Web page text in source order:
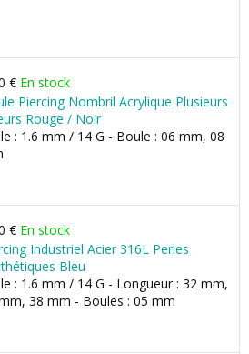
€ En stock
Piercing Nombril Acrylique Plusieurs
Rouge / Noir
: 1.6 mm / 14 G - Boule : 06 mm, 08
€ En stock
Industriel Acier 316L Perles
Bleu
: 1.6 mm / 14 G - Longueur : 32 mm,
38 mm - Boules : 05 mm